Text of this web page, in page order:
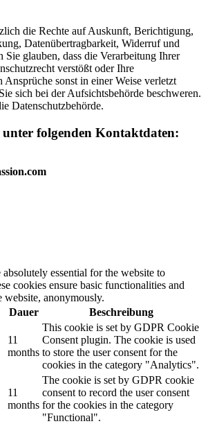
die Rechte auf Auskunft, Berichtigung,
Datenübertragbarkeit, Widerruf und
Sie glauben, dass die Verarbeitung Ihrer
verstößt oder Ihre
Ansprüche sonst in einer Weise verletzt
sich bei der Aufsichtsbehörde beschweren.
Datenschutzbehörde.
unter folgenden Kontaktdaten:
absolutely essential for the website to
cookies ensure basic functionalities and
website, anonymously.
Dauer Beschreibung
11
months
This cookie is set by GDPR Cookie
Consent plugin. The cookie is used
to store the user consent for the
cookies in the category "Analytics".
11
months
The cookie is set by GDPR cookie
consent to record the user consent
for the cookies in the category
"Functional".